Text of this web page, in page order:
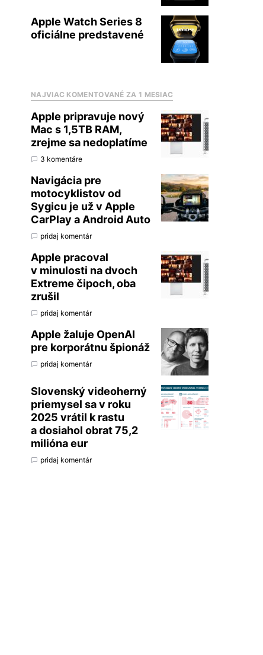
Apple Watch Series 8
oficiálne predstavené
NAJVIAC KOMENTOVANÉ ZA 1 MESIAC
Apple pripravuje nový
Mac s 1,5TB RAM,
zrejme sa nedoplatíme
3 komentáre
Navigácia pre
motocyklistov od
Sygicu je už v Apple
CarPlay a Android Auto
pridaj komentár
Apple pracoval
v minulosti na dvoch
Extreme čipoch, oba
zrušil
pridaj komentár
Apple žaluje OpenAI
pre korporátnu špionáž
pridaj komentár
Slovenský videoherný
priemysel sa v roku
2025 vrátil k rastu
a dosiahol obrat 75,2
milióna eur
pridaj komentár